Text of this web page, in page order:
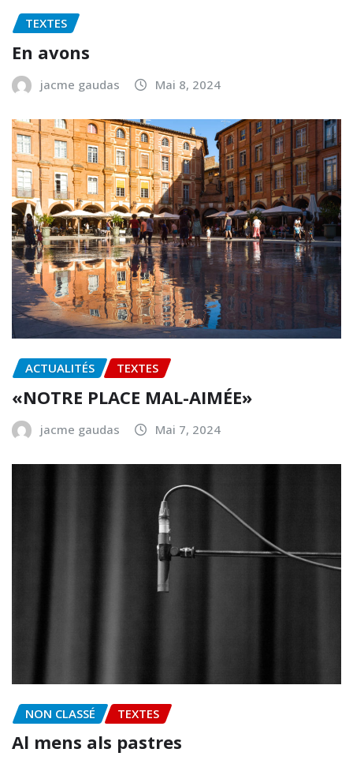
TEXTES
En avons
jacme gaudas Mai 8, 2024
ACTUALITÉS TEXTES
«NOTRE PLACE MAL-AIMÉE»
jacme gaudas Mai 7, 2024
NON CLASSÉ TEXTES
Al mens als pastres